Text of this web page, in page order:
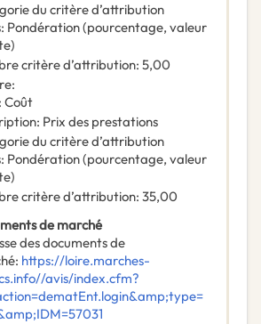
du critère d’attribution
: Pondération (pourcentage, valeur
critère d’attribution: 5,00
:
: Coût
: Prix des prestations
du critère d’attribution
: Pondération (pourcentage, valeur
critère d’attribution: 35,00
de marché
des documents de
: https://loire.marches-
avis/index.cfm?